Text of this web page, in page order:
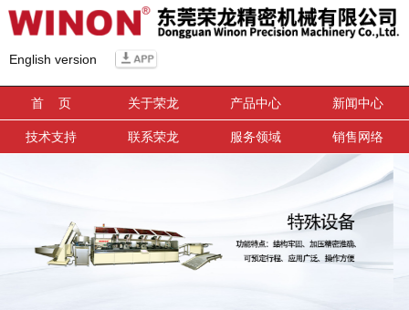
English version
首 页 关于荣龙 产品中心 新闻中心
技术支持 联系荣龙 服务领域 销售网络
信息搜索
搜索